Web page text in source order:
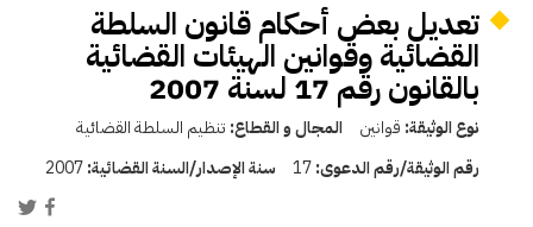
تعديل بعض أحكام قانون السلطة
القضائية وقوانين الهيئات القضائية
بالقانون رقم 17 لسنة 2007
نوع الوثيقة: قوانين المجال و القطاع: تنظيم السلطة القضائية
رقم الوثيقة/رقم الدعوى:17 سنة الإصدار/السنة القضائية:2007